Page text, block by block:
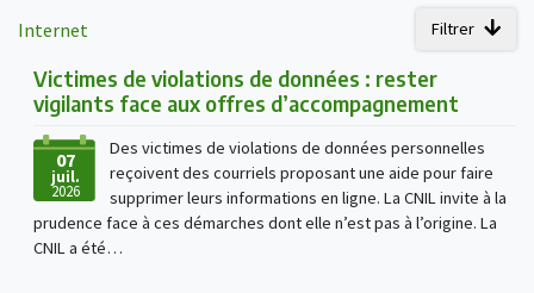
Internet Filtrer
Victimes de violations de données : rester
vigilants face aux offres d’accompagnement
07
juil.
2026
Des victimes de violations de données personnelles
reçoivent des courriels proposant une aide pour faire
supprimer leurs informations en ligne. La CNIL invite à la
prudence face à ces démarches dont elle n’est pas à l’origine. La
CNIL a été…